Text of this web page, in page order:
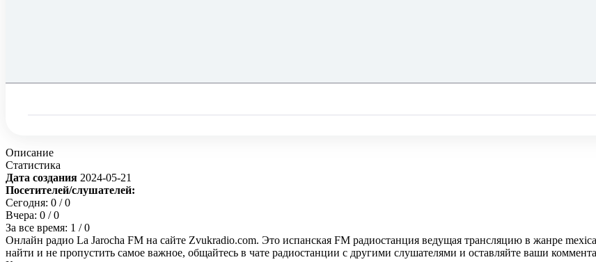
Описание
Статистика
Дата создания 2024-05-21
Посетителей/слушателей:
Сегодня: 0 / 0
Вчера: 0 / 0
За все время: 1 / 0
Онлайн радио La Jarocha FM на сайте Zvukradio.com. Это испанская FM радиостанция ведущая трансляцию в жанре
найти и не пропустить самое важное, общайтесь в чате радиостанции с другими слушателями и оставляйте ваши